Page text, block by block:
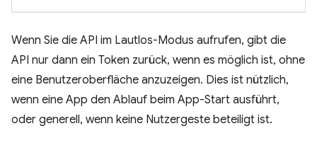
Wenn Sie die API im Lautlos-Modus aufrufen, gibt die
API nur dann ein Token zurück, wenn es möglich ist, ohne
eine Benutzeroberfläche anzuzeigen. Dies ist nützlich,
wenn eine App den Ablauf beim App-Start ausführt,
oder generell, wenn keine Nutzergeste beteiligt ist.